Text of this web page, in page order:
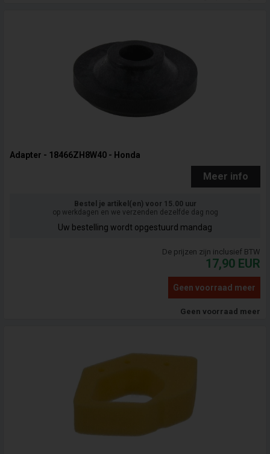
Adapter - 18466ZH8W40 - Honda
Meer info
Bestel je artikel(en) voor 15.00 uur
op werkdagen en we verzenden dezelfde dag nog
Uw bestelling wordt opgestuurd mandag
De prijzen zijn inclusief BTW
17,90 EUR
Geen voorraad meer
Geen voorraad meer